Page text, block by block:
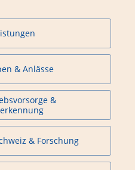
& Anlässe
&
& Forschung